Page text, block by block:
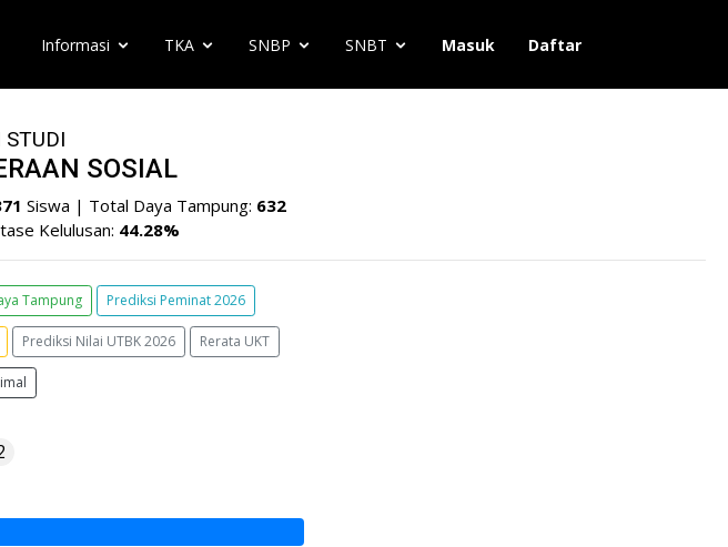
Informasi TKA SNBP SNBT Masuk Daftar
STUDI
SOSIAL
Siswa | Total Daya Tampung: 632
Kelulusan: 44.28%
Tampung Prediksi Peminat 2026
Prediksi Nilai UTBK 2026 Rerata UKT